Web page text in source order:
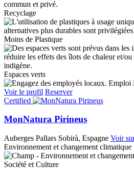
Recyclage
Moins de Plastique
Espaces verts
Emploi
Voir le profil Reserver
Certified
MonNatura Pirineus
Auberges Pallars Sobirà, Espagne Voir
Environnement et changement climatique
Société et Culture